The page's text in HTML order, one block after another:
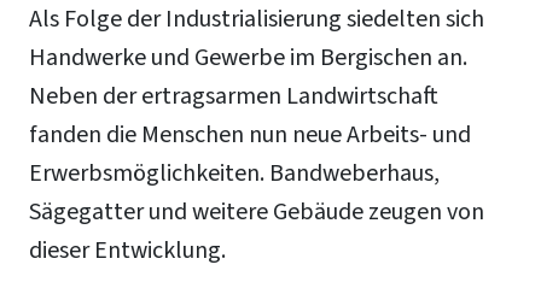
Als Folge der Industrialisierung siedelten sich
Handwerke und Gewerbe im Bergischen an.
Neben der ertragsarmen Landwirtschaft
fanden die Menschen nun neue Arbeits- und
Erwerbsmöglichkeiten. Bandweberhaus,
Sägegatter und weitere Gebäude zeugen von
dieser Entwicklung.